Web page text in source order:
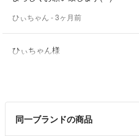
ひぃちゃん - 3ヶ月前
ひぃちゃん様
かんたんラクマパックで匿名発送
同一ブランドの商品